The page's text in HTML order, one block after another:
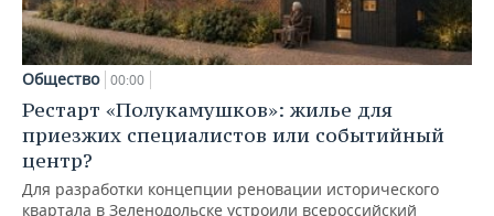
Общество 00:00
Рестарт «Полукамушков»: жилье для
приезжих специалистов или событийный
центр?
Для разработки концепции реновации исторического
квартала в Зеленодольске устроили всероссийский